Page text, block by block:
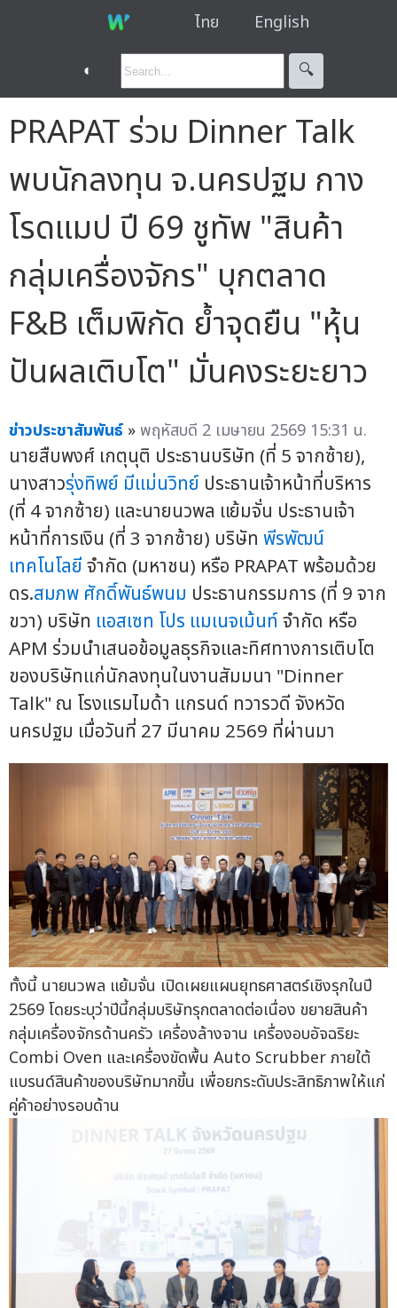
ไทย English
◐ 🔍︎
PRAPAT ร่วม Dinner Talk
พบนักลงทุน จ.นครปฐม กาง
โรดแมป ปี 69 ชูทัพ "สินค้า
กลุ่มเครื่องจักร" บุกตลาด
F&B เต็มพิกัด ย้ำจุดยืน "หุ้น
ปันผลเติบโต" มั่นคงระยะยาว
ข่าวประชาสัมพันธ์ »พฤหัสบดี 2 เมษายน 2569 15:31 น.
นายสืบพงศ์ เกตุนุติ ประธานบริษัท (ที่ 5 จากซ้าย),
นางสาวรุ่งทิพย์ มีแม่นวิทย์ ประธานเจ้าหน้าที่บริหาร
(ที่ 4 จากซ้าย) และนายนวพล แย้มจั่น ประธานเจ้า
หน้าที่การเงิน (ที่ 3 จากซ้าย) บริษัท พีรพัฒน์
เทคโนโลยีจำกัด (มหาชน) หรือ PRAPAT พร้อมด้วย
ดร.สมภพ ศักดิ์พันธ์พนม ประธานกรรมการ (ที่ 9 จาก
ขวา) บริษัท แอสเซท โปร แมเนจเม้นท์จำกัด หรือ
APM ร่วมนำเสนอข้อมูลธุรกิจและทิศทางการเติบโต
ของบริษัทแก่นักลงทุนในงานสัมมนา "Dinner
Talk" ณ โรงแรมไมด้า แกรนด์ ทวารวดี จังหวัด
นครปฐม เมื่อวันที่ 27 มีนาคม 2569 ที่ผ่านมา
ทั้งนี้ นายนวพล แย้มจั่น เปิดเผยแผนยุทธศาสตร์เชิงรุกในปี
2569 โดยระบุว่าปีนี้กลุ่มบริษัทรุกตลาดต่อเนื่อง ขยายสินค้า
กลุ่มเครื่องจักรด้านครัว เครื่องล้างจาน เครื่องอบอัจฉริยะ
Combi Oven และเครื่องขัดพื้น Auto Scrubber ภายใต้
แบรนด์สินค้าของบริษัทมากขี้น เพื่อยกระดับประสิทธิภาพให้แก่
คู่ค้าอย่างรอบด้าน